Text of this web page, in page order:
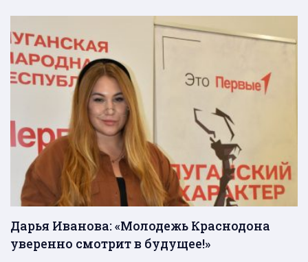
Дарья Иванова: «Молодежь Краснодона
уверенно смотрит в будущее!»